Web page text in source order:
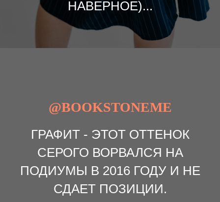
НАВЕРНОЕ)...
@BOOKSTONEME
ГРАФИТ - ЭТОТ ОТТЕНОК
СЕРОГО ВОРВАЛСЯ НА
ПОДИУМЫ В 2016 ГОДУ И НЕ
СДАЕТ ПОЗИЦИИ.